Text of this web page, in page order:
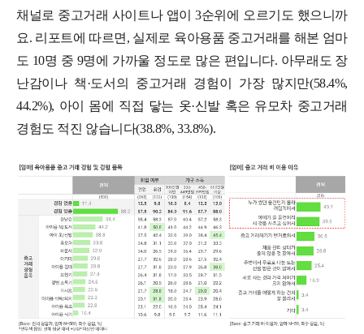
채널로 중고거래 사이트나 앱이 3순위에 오르기도 했으니까
요. 리포트에 따르면, 실제로 육아용품 중고거래를 해본 엄마
도 10명 중 9명에 가까울 정도로 많은 편입니다. 아무래도 장
난감이나 책·도서의 중고거래 경험이 가장 많지만(58.4%,
44.2%), 아이 몸에 직접 닿는 옷·신발 혹은 유모차 중고거래
경험도 적진 않습니다(38.8%, 33.8%).